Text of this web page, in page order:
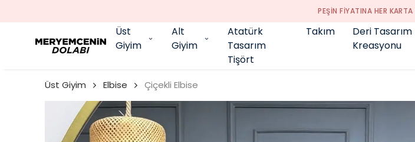
Üst
Giyim
Alt
Giyim
Atatürk
Tasarım
Tişört
Takım
Deri Tasarım
Kreasyonu
Üst Giyim Elbise Çiçekli Elbise